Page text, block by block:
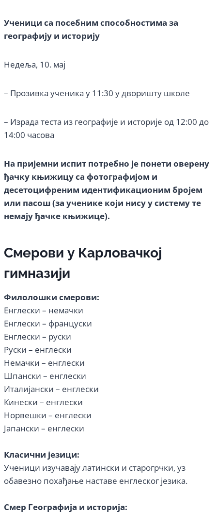
Ученици са посебним способностима за
географију и историју
Недеља, 10. мај
– Прозивка ученика у 11:30 у дворишту школе
– Израда теста из географије и историје од 12:00 до
14:00 часова
На пријемни испит потребно је понети оверену
ђачку књижицу са фотографијом и
десетоцифреним идентификационим бројем
или пасош (за ученике који нису у систему те
немају ђачке књижице).
Смерови у Карловачкој
гимназији
Филолошки смерови:
Енглески – немачки
Енглески – француски
Енглески – руски
Руски – енглески
Немачки – енглески
Шпански – енглески
Италијански – енглески
Кинески – енглески
Норвешки – енглески
Јапански – енглески
Класични језици:
Ученици изучавају латински и старогрчки, уз
обавезно похађање наставе енглеског језика.
Смер Географија и историја: